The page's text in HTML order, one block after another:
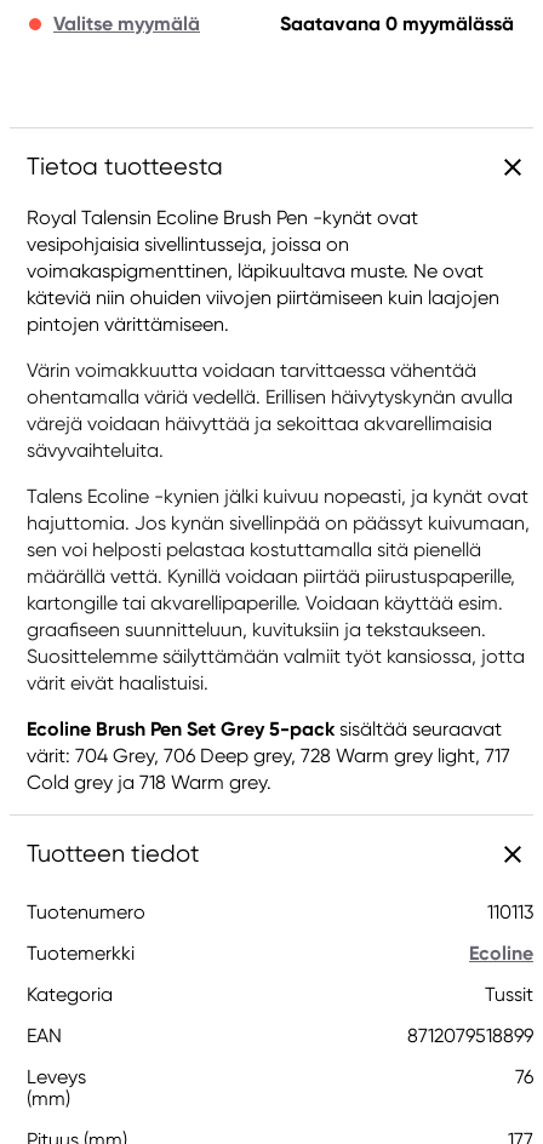
Valitse myymälä Saatavana 0 myymälässä
Tietoa tuotteesta
Royal Talensin Ecoline Brush Pen -kynät ovat
vesipohjaisia sivellintusseja, joissa on
voimakaspigmenttinen, läpikuultava muste. Ne ovat
käteviä niin ohuiden viivojen piirtämiseen kuin laajojen
pintojen värittämiseen.
Värin voimakkuutta voidaan tarvittaessa vähentää
ohentamalla väriä vedellä. Erillisen häivytyskynän avulla
värejä voidaan häivyttää ja sekoittaa akvarellimaisia
sävyvaihteluita.
Talens Ecoline -kynien jälki kuivuu nopeasti, ja kynät ovat
hajuttomia. Jos kynän sivellinpää on päässyt kuivumaan,
sen voi helposti pelastaa kostuttamalla sitä pienellä
määrällä vettä. Kynillä voidaan piirtää piirustuspaperille,
kartongille tai akvarellipaperille. Voidaan käyttää esim.
graafiseen suunnitteluun, kuvituksiin ja tekstaukseen.
Suosittelemme säilyttämään valmiit työt kansiossa, jotta
värit eivät haalistuisi.
Ecoline Brush Pen Set Grey 5-pack sisältää seuraavat
värit: 704 Grey, 706 Deep grey, 728 Warm grey light, 717
Cold grey ja 718 Warm grey.
Tuotteen tiedot
Tuotenumero
110113
Tuotemerkki
Ecoline
Kategoria
Tussit
EAN
8712079518899
Leveys
(mm)
76